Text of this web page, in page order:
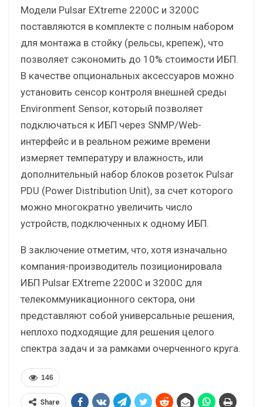
Модели Pulsar EXtreme 2200C и 3200C
поставляются в комплекте с полным набором
для монтажа в стойку (рельсы, крепеж), что
позволяет сэкономить до 10% стоимости ИБП.
В качестве опциональных аксессуаров можно
установить сенсор контроля внешней среды
Environment Sensor, который позволяет
подключаться к ИБП через SNMP/Web-
интерфейс и в реальном режиме времени
измеряет температуру и влажность, или
дополнительный набор блоков розеток Pulsar
PDU (Power Distribution Unit), за счет которого
можно многократно увеличить число
устройств, подключенных к одному ИБП.
В заключение отметим, что, хотя изначально
компания-производитель позиционировала
ИБП Pulsar EXtreme 2200C и 3200C для
телекоммуникационного сектора, они
представляют собой универсальные решения,
неплохо подходящие для решения целого
спектра задач и за рамками очерченного круга.
146
Share